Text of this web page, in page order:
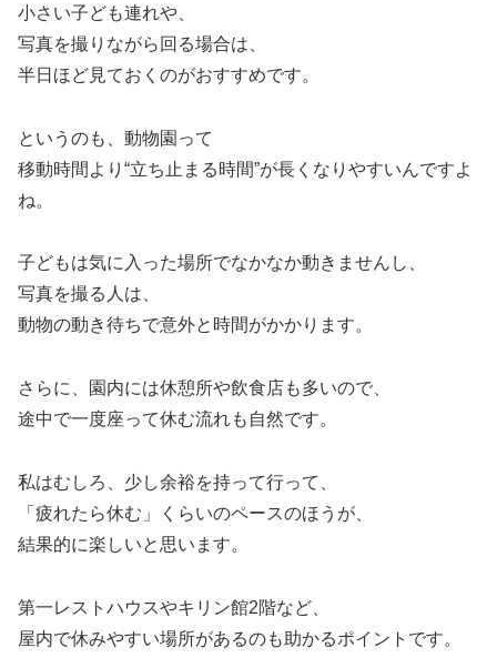
小さい子ども連れや、
写真を撮りながら回る場合は、
半日ほど見ておくのがおすすめです。
というのも、動物園って
移動時間より“立ち止まる時間”が長くなりやすいんですよ
ね。
子どもは気に入った場所でなかなか動きませんし、
写真を撮る人は、
動物の動き待ちで意外と時間がかかります。
さらに、園内には休憩所や飲食店も多いので、
途中で一度座って休む流れも自然です。
私はむしろ、少し余裕を持って行って、
「疲れたら休む」くらいのペースのほうが、
結果的に楽しいと思います。
第一レストハウスやキリン館2階など、
屋内で休みやすい場所があるのも助かるポイントです。